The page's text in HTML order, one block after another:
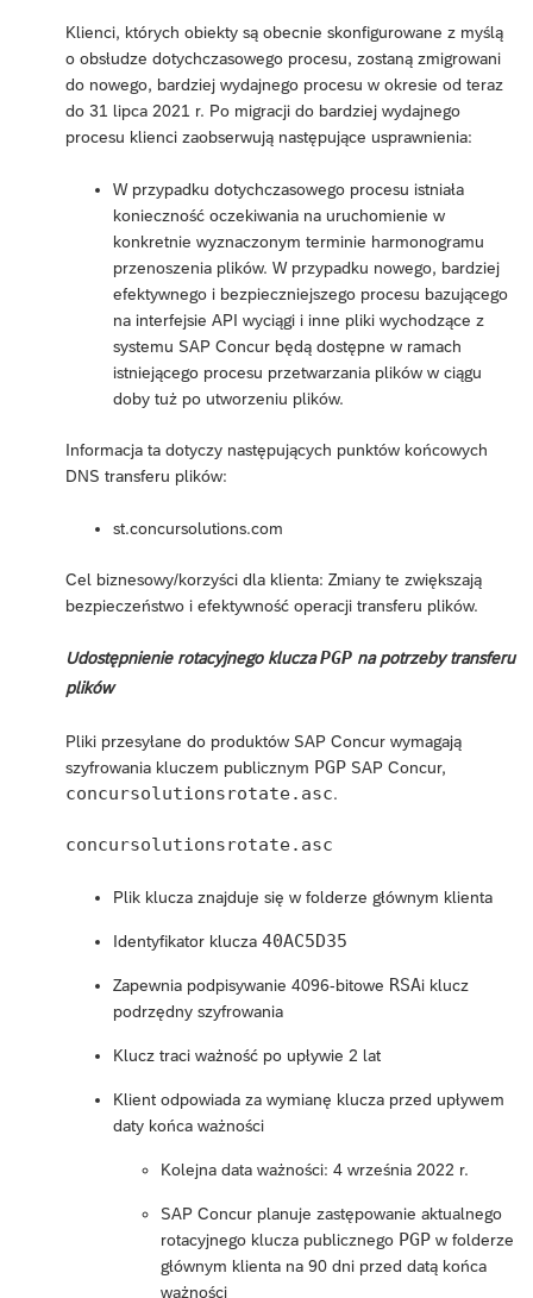
Klienci, których obiekty są obecnie skonfigurowane z myślą
o obsłudze dotychczasowego procesu, zostaną zmigrowani
do nowego, bardziej wydajnego procesu w okresie od teraz
do 31 lipca 2021 r. Po migracji do bardziej wydajnego
procesu klienci zaobserwują następujące usprawnienia:
W przypadku dotychczasowego procesu istniała
konieczność oczekiwania na uruchomienie w
konkretnie wyznaczonym terminie harmonogramu
przenoszenia plików. W przypadku nowego, bardziej
efektywnego i bezpieczniejszego procesu bazującego
na interfejsie API wyciągi i inne pliki wychodzące z
systemu SAP Concur będą dostępne w ramach
istniejącego procesu przetwarzania plików w ciągu
doby tuż po utworzeniu plików.
Informacja ta dotyczy następujących punktów końcowych
DNS transferu plików:
st.concursolutions.com
Cel biznesowy/korzyści dla klienta: Zmiany te zwiększają
bezpieczeństwo i efektywność operacji transferu plików.
Udostępnienie rotacyjnego kluczaPGP na potrzeby transferu
plików
Pliki przesyłane do produktów SAP Concur wymagają
szyfrowania kluczem publicznym PGP SAP Concur,
concursolutionsrotate.asc.
concursolutionsrotate.asc
Plik klucza znajduje się w folderze głównym klienta
Identyfikator klucza 40AC5D35
Zapewnia podpisywanie 4096-bitowe RSAi klucz
podrzędny szyfrowania
Klucz traci ważność po upływie 2 lat
Klient odpowiada za wymianę klucza przed upływem
daty końca ważności
Kolejna data ważności: 4 września 2022 r.
SAP Concur planuje zastępowanie aktualnego
rotacyjnego klucza publicznego PGP w folderze
głównym klienta na 90 dni przed datą końca
ważności